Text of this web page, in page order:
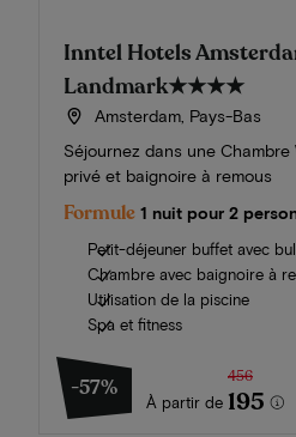
Inntel Hotels
Landmark★★★★
Amsterdam, Pays-Bas
Séjournez dans une
privé et baignoire à remous
Formule 1 nuit pour 2
Petit-déjeuner buffet avec
Chambre avec baignoire à
Utilisation de la piscine
Spa et fitness
-57%
À partir de
456
195